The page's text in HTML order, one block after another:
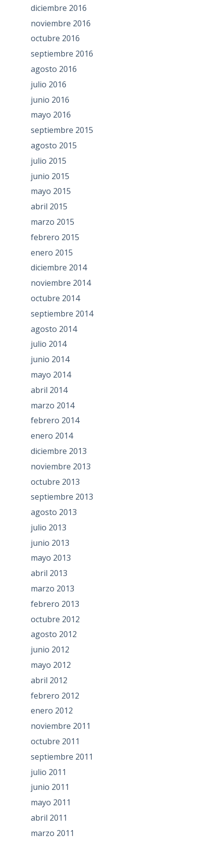
diciembre 2016
noviembre 2016
octubre 2016
septiembre 2016
agosto 2016
julio 2016
junio 2016
mayo 2016
septiembre 2015
agosto 2015
julio 2015
junio 2015
mayo 2015
abril 2015
marzo 2015
febrero 2015
enero 2015
diciembre 2014
noviembre 2014
octubre 2014
septiembre 2014
agosto 2014
julio 2014
junio 2014
mayo 2014
abril 2014
marzo 2014
febrero 2014
enero 2014
diciembre 2013
noviembre 2013
octubre 2013
septiembre 2013
agosto 2013
julio 2013
junio 2013
mayo 2013
abril 2013
marzo 2013
febrero 2013
octubre 2012
agosto 2012
junio 2012
mayo 2012
abril 2012
febrero 2012
enero 2012
noviembre 2011
octubre 2011
septiembre 2011
julio 2011
junio 2011
mayo 2011
abril 2011
marzo 2011